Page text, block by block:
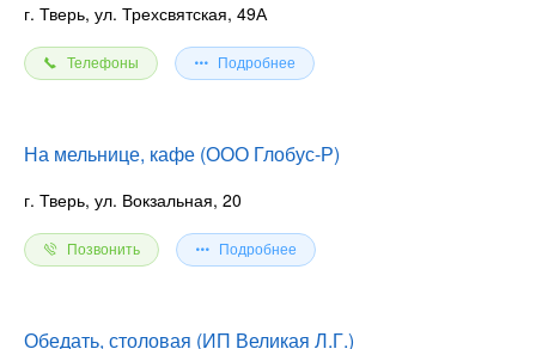
г. Тверь, ул. Трехсвятская, 49А
Телефоны Подробнее
На мельнице, кафе (ООО Глобус-Р)
г. Тверь, ул. Вокзальная, 20
Позвонить Подробнее
Обедать, столовая (ИП Великая Л.Г.)